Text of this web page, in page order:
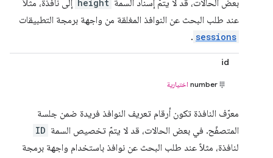
بعض الحالات، قد لا يتمّ إسناد السمة height إلى نافذة، مثلاً
عند طلب البحث عن النوافذ المغلقة من واجهة برمجة التطبيقات
sessions
.
id
number اختيارية
معرّف النافذة تكون أرقام تعريف النوافذ فريدة ضمن جلسة
المتصفّح. في بعض الحالات، قد لا يتمّ تخصيص السمة ID
لنافذة، مثلاً عند طلب البحث عن نوافذ باستخدام واجهة برمجة